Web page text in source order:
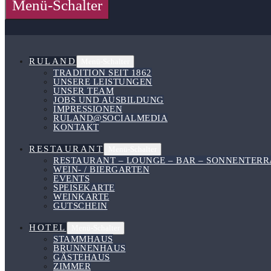
Menü-Schalter
RULAND
TRADITION SEIT 1862
UNSERE LEISTUNGEN
UNSER TEAM
JOBS UND AUSBILDUNG
IMPRESSIONEN
RULAND@SOCIALMEDIA
KONTAKT
RESTAURANT
RESTAURANT – LOUNGE – BAR –
WEIN- / BIERGARTEN
EVENTS
SPEISEKARTE
WEINKARTE
GUTSCHEIN
HOTEL
STAMMHAUS
BRUNNENHAUS
GÄSTEHAUS
ZIMMER